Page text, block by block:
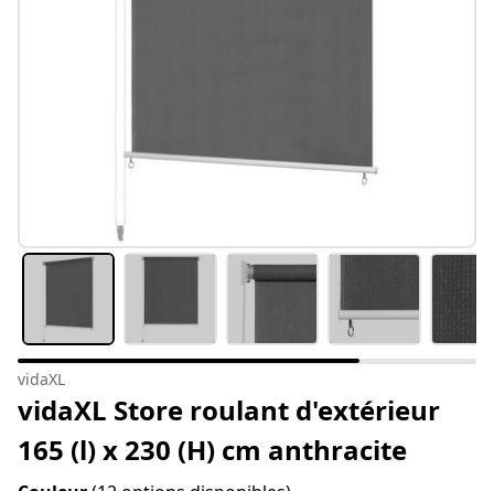
vidaXL
vidaXL Store roulant d'extérieur
165 (l) x 230 (H) cm anthracite